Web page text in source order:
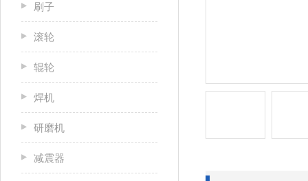
刷子
滚轮
辊轮
焊机
研磨机
减震器